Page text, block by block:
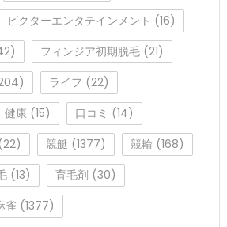
ビクターエンタテインメント (16)
フィンジア初期脱毛(21)
ライフ (22)
健康(15) 口コミ (14)
競艇 (1377) 競輪 (168)
(13) 育毛剤 (30)
雀 (1377)